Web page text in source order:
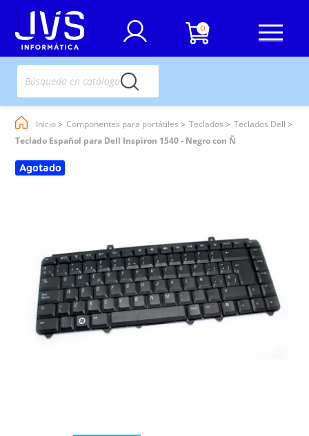
0
Inicio Componentes para portátiles Teclados
Teclados Dell
Teclado Español para Dell Inspiron 1540 - Negro con Ñ
Agotado